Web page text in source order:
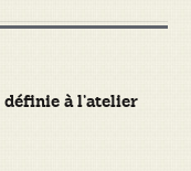
définie à l’atelier